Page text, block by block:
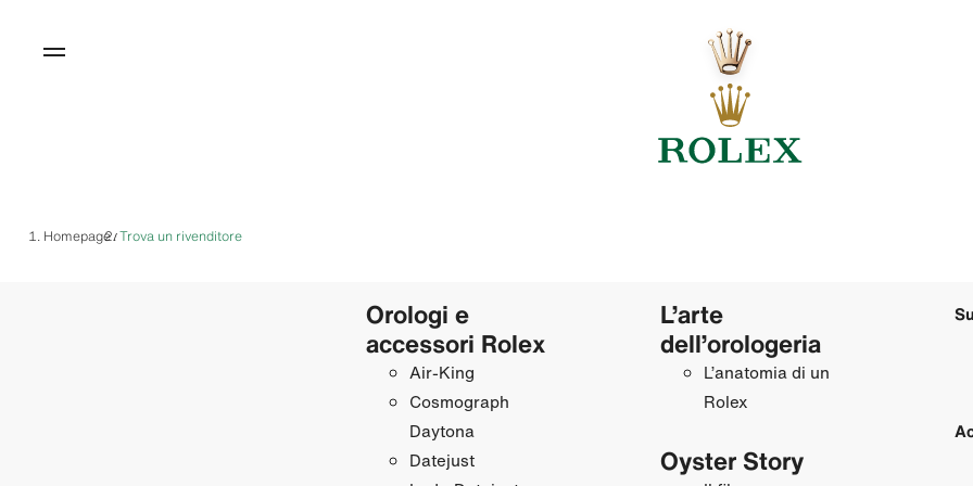
Homepage/Trova un rivenditore
Orologi e
accessori Rolex
Air‑King
Cosmograph
Daytona
Datejust
L’arte
dell’orologeria
L’anatomia di un
Rolex
Oyster Story